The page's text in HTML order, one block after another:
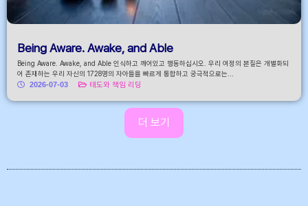
Being Aware. Awake, and Able
Being Aware. Awake, and Able 인식하고 깨어있고 행동하십시오. 우리 여정의 본질은 개별화되
어 존재하는 우리 자신의 1728명의 자아들을 빠르게 통합하고 궁극적으로는...
2026-07-03
태도와 책임 리딩
더 보기